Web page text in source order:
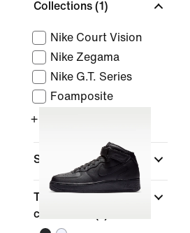
Collections (1)
Nike Court Vision
Nike Zegama
Nike G.T. Series
Foamposite
+ Plus
Sport
Type de coupe des
chaussures